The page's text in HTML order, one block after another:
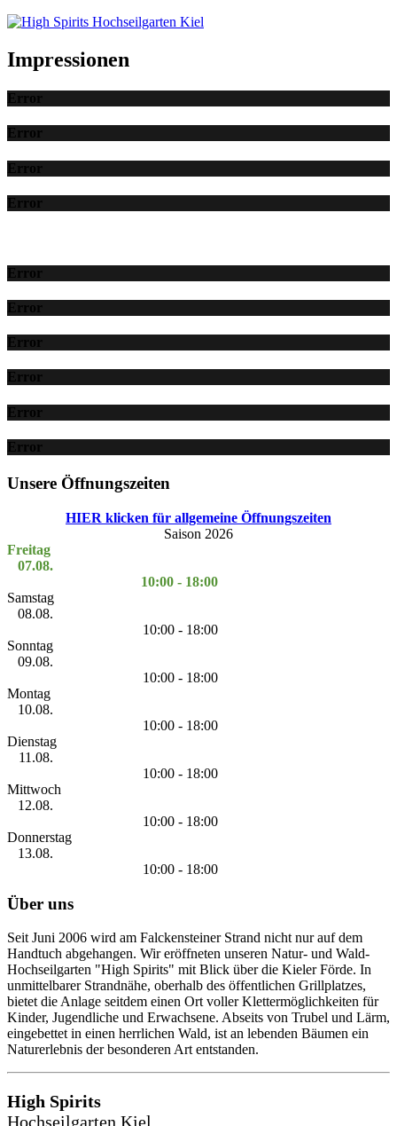
Impressionen
Error
Error
Error
Error
Error
Error
Error
Error
Error
Error
Unsere Öffnungszeiten
HIER klicken für allgemeine Öffnungszeiten
Saison 2026
Freitag
07.08.
10:00 - 18:00
Samstag
08.08.
10:00 - 18:00
Sonntag
09.08.
10:00 - 18:00
Montag
10.08.
10:00 - 18:00
Dienstag
11.08.
10:00 - 18:00
Mittwoch
12.08.
10:00 - 18:00
Donnerstag
13.08.
10:00 - 18:00
Über uns
Seit Juni 2006 wird am Falckensteiner Strand nicht nur auf dem
Handtuch abgehangen. Wir eröffneten unseren Natur- und Wald-
Hochseilgarten "High Spirits" mit Blick über die Kieler Förde. In
unmittelbarer Strandnähe, oberhalb des öffentlichen Grillplatzes,
bietet die Anlage seitdem einen Ort voller Klettermöglichkeiten für
Kinder, Jugendliche und Erwachsene. Abseits von Trubel und Lärm,
eingebettet in einen herrlichen Wald, ist an lebenden Bäumen ein
Naturerlebnis der besonderen Art entstanden.
High Spirits
Hochseilgarten Kiel